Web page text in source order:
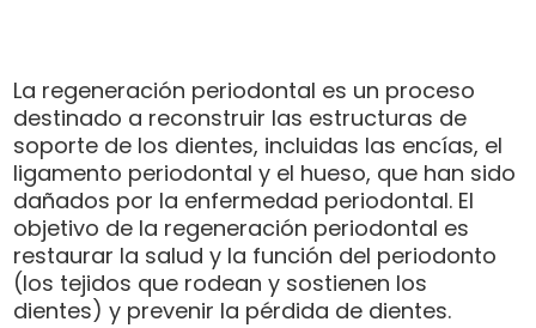
La regeneración periodontal es un proceso
destinado a reconstruir las estructuras de
soporte de los dientes, incluidas las encías, el
ligamento periodontal y el hueso, que han sido
dañados por la enfermedad periodontal. El
objetivo de la regeneración periodontal es
restaurar la salud y la función del periodonto
(los tejidos que rodean y sostienen los
dientes) y prevenir la pérdida de dientes.